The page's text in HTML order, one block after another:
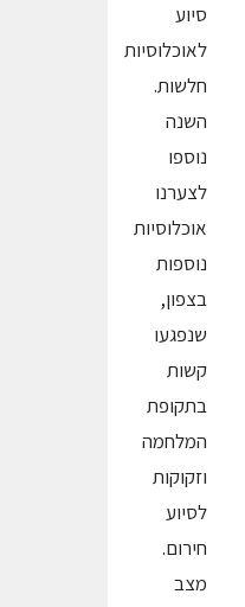
סיוע
לאוכלוסיות
חלשות.
השנה
נוספו
לצערנו
אוכלוסיות
נוספות
בצפון,
שנפגעו
קשות
בתקופת
המלחמה
וזקוקות
לסיוע
חירום.
מצב